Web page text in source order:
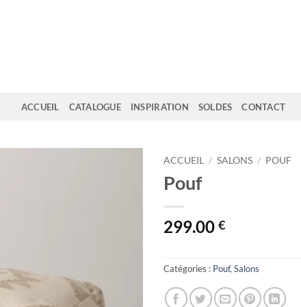
ACCUEIL CATALOGUE INSPIRATION SOLDES CONTACT
ACCUEIL / SALONS / POUF
Pouf
299.00 €
Catégories : Pouf, Salons